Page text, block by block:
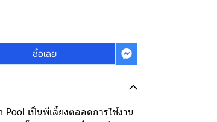
ซื้อเลย
เป็นพี่เลี้ยงตลอดการใช้งาน